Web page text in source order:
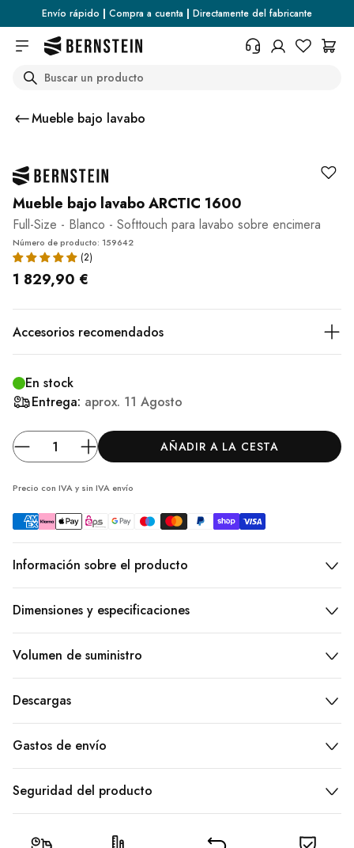
Skip to main content
Envío rápido | Compra a cuenta | Directamente del fabricante
Search
Mueble bajo lavabo
Mueble bajo lavabo ARCTIC 1600
Full-Size - Blanco - Softtouch para lavabo sobre encimera
Número de producto: 159642
1 829,90 €
Accesorios recomendados
En stock
Entrega: aprox. 11 Agosto
AÑADIR A LA CESTA
Precio con IVA y sin IVAenvío
Información sobre el producto
Dimensiones y especificaciones
Volumen de suministro
Descargas
Gastos de envío
Seguridad del producto